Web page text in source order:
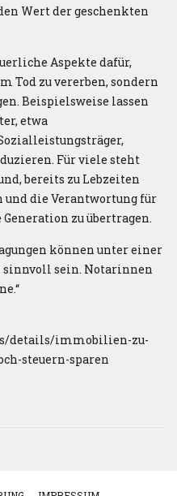
Wert der geschenkten
Aspekte dafür,
zu vererben, sondern
Beispielsweise lassen
etwa
Für viele steht
bereits zu Lebzeiten
und die Verantwortung für
zu übertragen.
können unter einer
sinnvoll sein. Notarinnen
details/immobilien-zu-
steuern-sparen